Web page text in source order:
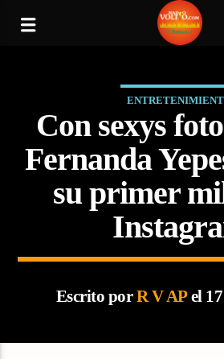
Con sexys
Fernanda
su primer
Escrito porR V APel